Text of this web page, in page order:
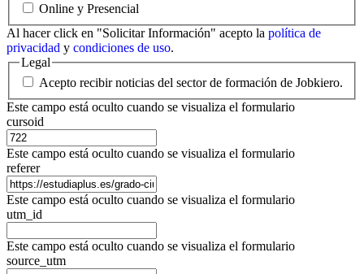
Online y Presencial
Al hacer click en "Solicitar Información" acepto la política de
privacidad y condiciones de uso.
Legal
Acepto recibir noticias del sector de formación de Jobkiero.
Este campo está oculto cuando se visualiza el formulario
cursoid
Este campo está oculto cuando se visualiza el formulario
referer
Este campo está oculto cuando se visualiza el formulario
utm_id
Este campo está oculto cuando se visualiza el formulario
source_utm